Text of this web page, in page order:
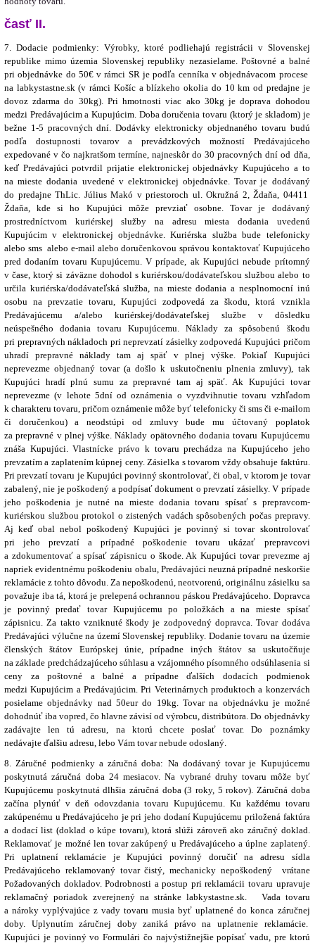
časť II.
7. Dodacie podmienky: Výrobky, ktoré podliehajú registrácii v Slovenskej
republike mimo územia Slovenskej republiky nezasielame. Poštovné a balné
pri objednávke do 50€ v rámci SR je podľa cenníka v objednávacom procese
na labkystastne.sk (v rámci Košíc a blízkeho okolia do 10 km od predajne je
dovoz zdarma do 30kg). Pri hmotnosti viac ako 30kg je doprava dohodou
medzi Predávajúcim a Kupujúcim.Doba doručenia tovaru (ktorý je skladom) je
bežne 1-5 pracovných dní. Dodávky elektronicky objednaného tovaru budú
podľa dostupnosti tovarov a prevádzkových možností Predávajúceho
expedované v čo najkratšom termíne, najneskôr do 30 pracovných dní od dňa,
keď Predávajúci potvrdil prijatie elektronickej objednávky Kupujúceho a to
na mieste dodania uvedené v elektronickej objednávke. Tovar je dodávaný
do predajne ThLic. Július Makó v priestoroch ul. Okružná 2, Ždaňa, 04411
Ždaňa, kde si ho Kupujúci môže prevziať osobne. Tovar je dodávaný
prostredníctvom kuriérskej služby na adresu miesta dodania uvedenú
Kupujúcim v elektronickej objednávke. Kuriérska služba bude telefonicky
alebo sms alebo e-mail alebo doručenkovou správou kontaktovať Kupujúceho
pred dodaním tovaru Kupujúcemu. V prípade, ak Kupujúci nebude prítomný
v čase, ktorý si záväzne dohodol s kuriérskou/dodávateľskou službou alebo to
určila kuriérska/dodávateľská služba, na mieste dodania a nesplnomocní inú
osobu na prevzatie tovaru, Kupujúci zodpovedá za škodu, ktorá vznikla
Predávajúcemu a/alebo kuriérskej/dodávateľskej službe v dôsledku
neúspešného dodania tovaru Kupujúcemu. Náklady za spôsobenú škodu
pri prepravných nákladoch pri neprevzatí zásielky zodpovedá Kupujúci pričom
uhradí prepravné náklady tam aj späť v plnej výške. Pokiaľ Kupujúci
neprevezme objednaný tovar (a došlo k uskutočneniu plnenia zmluvy), tak
Kupujúci hradí plnú sumu za prepravné tam aj späť. Ak Kupujúci tovar
neprevezme (v lehote 5dní od oznámenia o vyzdvihnutie tovaru vzhľadom
k charakteru tovaru, pričom oznámenie môže byť telefonicky či sms či e-mailom
či doručenkou) a neodstúpi od zmluvy bude mu účtovaný poplatok
za prepravné v plnej výške. Náklady opätovného dodania tovaru Kupujúcemu
znáša Kupujúci. Vlastnícke právo k tovaru prechádza na Kupujúceho jeho
prevzatím a zaplatením kúpnej ceny. Zásielka s tovarom vždy obsahuje faktúru.
Pri prevzatí tovaru je Kupujúci povinný skontrolovať, či obal, v ktorom je tovar
zabalený, nie je poškodený a podpísať dokument o prevzatí zásielky. V prípade
jeho poškodenia je nutné na mieste dodania tovaru spísať s prepravcom-
kuriérskou službou protokol o zistených vadách spôsobených počas prepravy.
Aj keď obal nebol poškodený Kupujúci je povinný si tovar skontrolovať
pri jeho prevzatí a prípadné poškodenie tovaru ukázať prepravcovi
a zdokumentovať a spísať zápisnicu o škode. Ak Kupujúci tovar prevezme aj
napriek evidentnému poškodeniu obalu, Predávajúci neuzná prípadné neskoršie
reklamácie z tohto dôvodu. Za nepoškodenú, neotvorenú, originálnu zásielku sa
považuje iba tá, ktorá je prelepená ochrannou páskou Predávajúceho. Dopravca
je povinný predať tovar Kupujúcemu po položkách a na mieste spísať
zápisnicu. Za takto vzniknuté škody je zodpovedný dopravca. Tovar dodáva
Predávajúci výlučne na území Slovenskej republiky. Dodanie tovaru na územie
členských štátov Európskej únie, prípadne iných štátov sa uskutočňuje
na základe predchádzajúceho súhlasu a vzájomného písomného odsúhlasenia si
ceny za poštovné a balné a prípadne ďalších dodacích podmienok
medzi Kupujúcim a Predávajúcim. Pri Veterinárnych produktoch a konzervách
posielame objednávky nad 50eur do 19kg. Tovar na objednávku je možné
dohodnúť iba vopred, čo hlavne závisí od výrobcu, distribútora. Do objednávky
zadávajte len tú adresu, na ktorú chcete poslať tovar. Do poznámky
nedávajte ďalšiu adresu, lebo Vám tovar nebude odoslaný.
8. Záručné podmienky a záručná doba: Na dodávaný tovar je Kupujúcemu
poskytnutá záručná doba 24 mesiacov. Na vybrané druhy tovaru môže byť
Kupujúcemu poskytnutá dlhšia záručná doba(3 roky, 5 rokov). Záručná doba
začína plynúť v deň odovzdania tovaru Kupujúcemu. Ku každému tovaru
zakúpenému u Predávajúceho je pri jeho dodaní Kupujúcemu priložená faktúra
a dodací list (doklad o kúpe tovaru), ktorá slúži zároveň ako záručný doklad.
Reklamovať je možné len tovar zakúpený u Predávajúceho a úplne zaplatený.
Pri uplatnení reklamácie je Kupujúci povinný doručiť na adresu sídla
Predávajúceho reklamovaný tovar čistý, mechanicky nepoškodený vrátane
Požadovaných dokladov. Podrobnosti a postup pri reklamácii tovaru upravuje
reklamačný poriadok zverejnený na stránke labkystastne.sk. Vada tovaru
a nároky vyplývajúce z vady tovaru musia byť uplatnené do konca záručnej
doby. Uplynutím záručnej doby zaniká právo na uplatnenie reklamácie.
Kupujúci je povinný vo Formulári čo najvýstižnejšie popísať vadu, pre ktorú